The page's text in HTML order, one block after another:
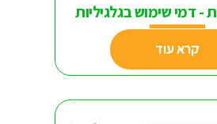
- דמי שימוש בגלגיליות
קרא עוד